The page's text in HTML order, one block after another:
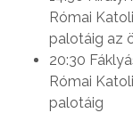
Római
palotáig az
20:30
Római
palotáig